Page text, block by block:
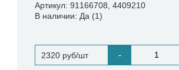
Артикул: 91166708, 4409210
В наличии: Да (1)
2320 руб/шт -